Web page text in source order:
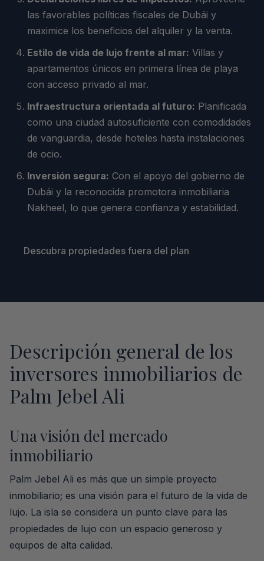
las favorables políticas fiscales de Dubái y
maximice los beneficios del alquiler y la venta.
Estilo de vida de lujo frente al mar: Villas y
apartamentos únicos en primera línea de playa
con acceso privado al mar.
Infraestructura orientada al futuro: Planificada
como una ciudad autosuficiente con comodidades
de vanguardia, desde hoteles hasta instalaciones
de ocio.
Inversión segura: Con el apoyo del gobierno de
Dubái y la reconocida promotora inmobiliaria
Nakheel, lo que genera confianza y estabilidad.
Descubra propiedades fuera del plan
Descripción general de los
inversores inmobiliarios de
Palm Jebel Ali
Una visión del mercado
inmobiliario
Palm Jebel Ali es más que un simple proyecto
inmobiliario; es una visión para el futuro de la vida de
lujo. La isla se considera un punto clave para las
propiedades de lujo con un espacio generoso y
equipos de alta calidad.